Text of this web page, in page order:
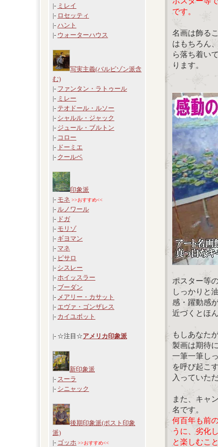
|- ミレイ
|- ロセッティ
|- ハント
|- ウォーターハウス
写実主義(バルビゾン派含
む)
|- ファンタン・ラトゥール
|- ミレー
|- テオドール・ルソー
|- シャルル・ジャック
|- ジュール・ブルトン
|- コロー
|- ドーミエ
|- クールベ
印象派
|- モネ >>おすすめ<<
|- ルノワール
|- ドガ
|- モリゾ
|- ギヨマン
|- マネ
|- ピサロ
|- シスレー
|- ホイッスラー
|- ブーダン
|- メアリー・カサット
|- エヴァ・ゴンザレス
|- カイユボット
|- ☆注目☆アメリカ印象派
新印象派
|- スーラ
|- シニャック
後期印象派(ポスト印象
派)
|- ゴッホ >>おすすめ<<
です。
名画は飾る
はもちろん
ら落ち着い
ります。
ポスター等
しっかりと
感・躍動感
近づくとほ
もしあなた
製画は期待
一筆一筆し
を呼び起こ
入っていた
また、キャ
名です。
何百年も前
うに、劣化
と楽しむこ